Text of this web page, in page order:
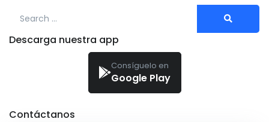
Descarga nuestra app
Consíguelo en
Google Play
Contáctanos